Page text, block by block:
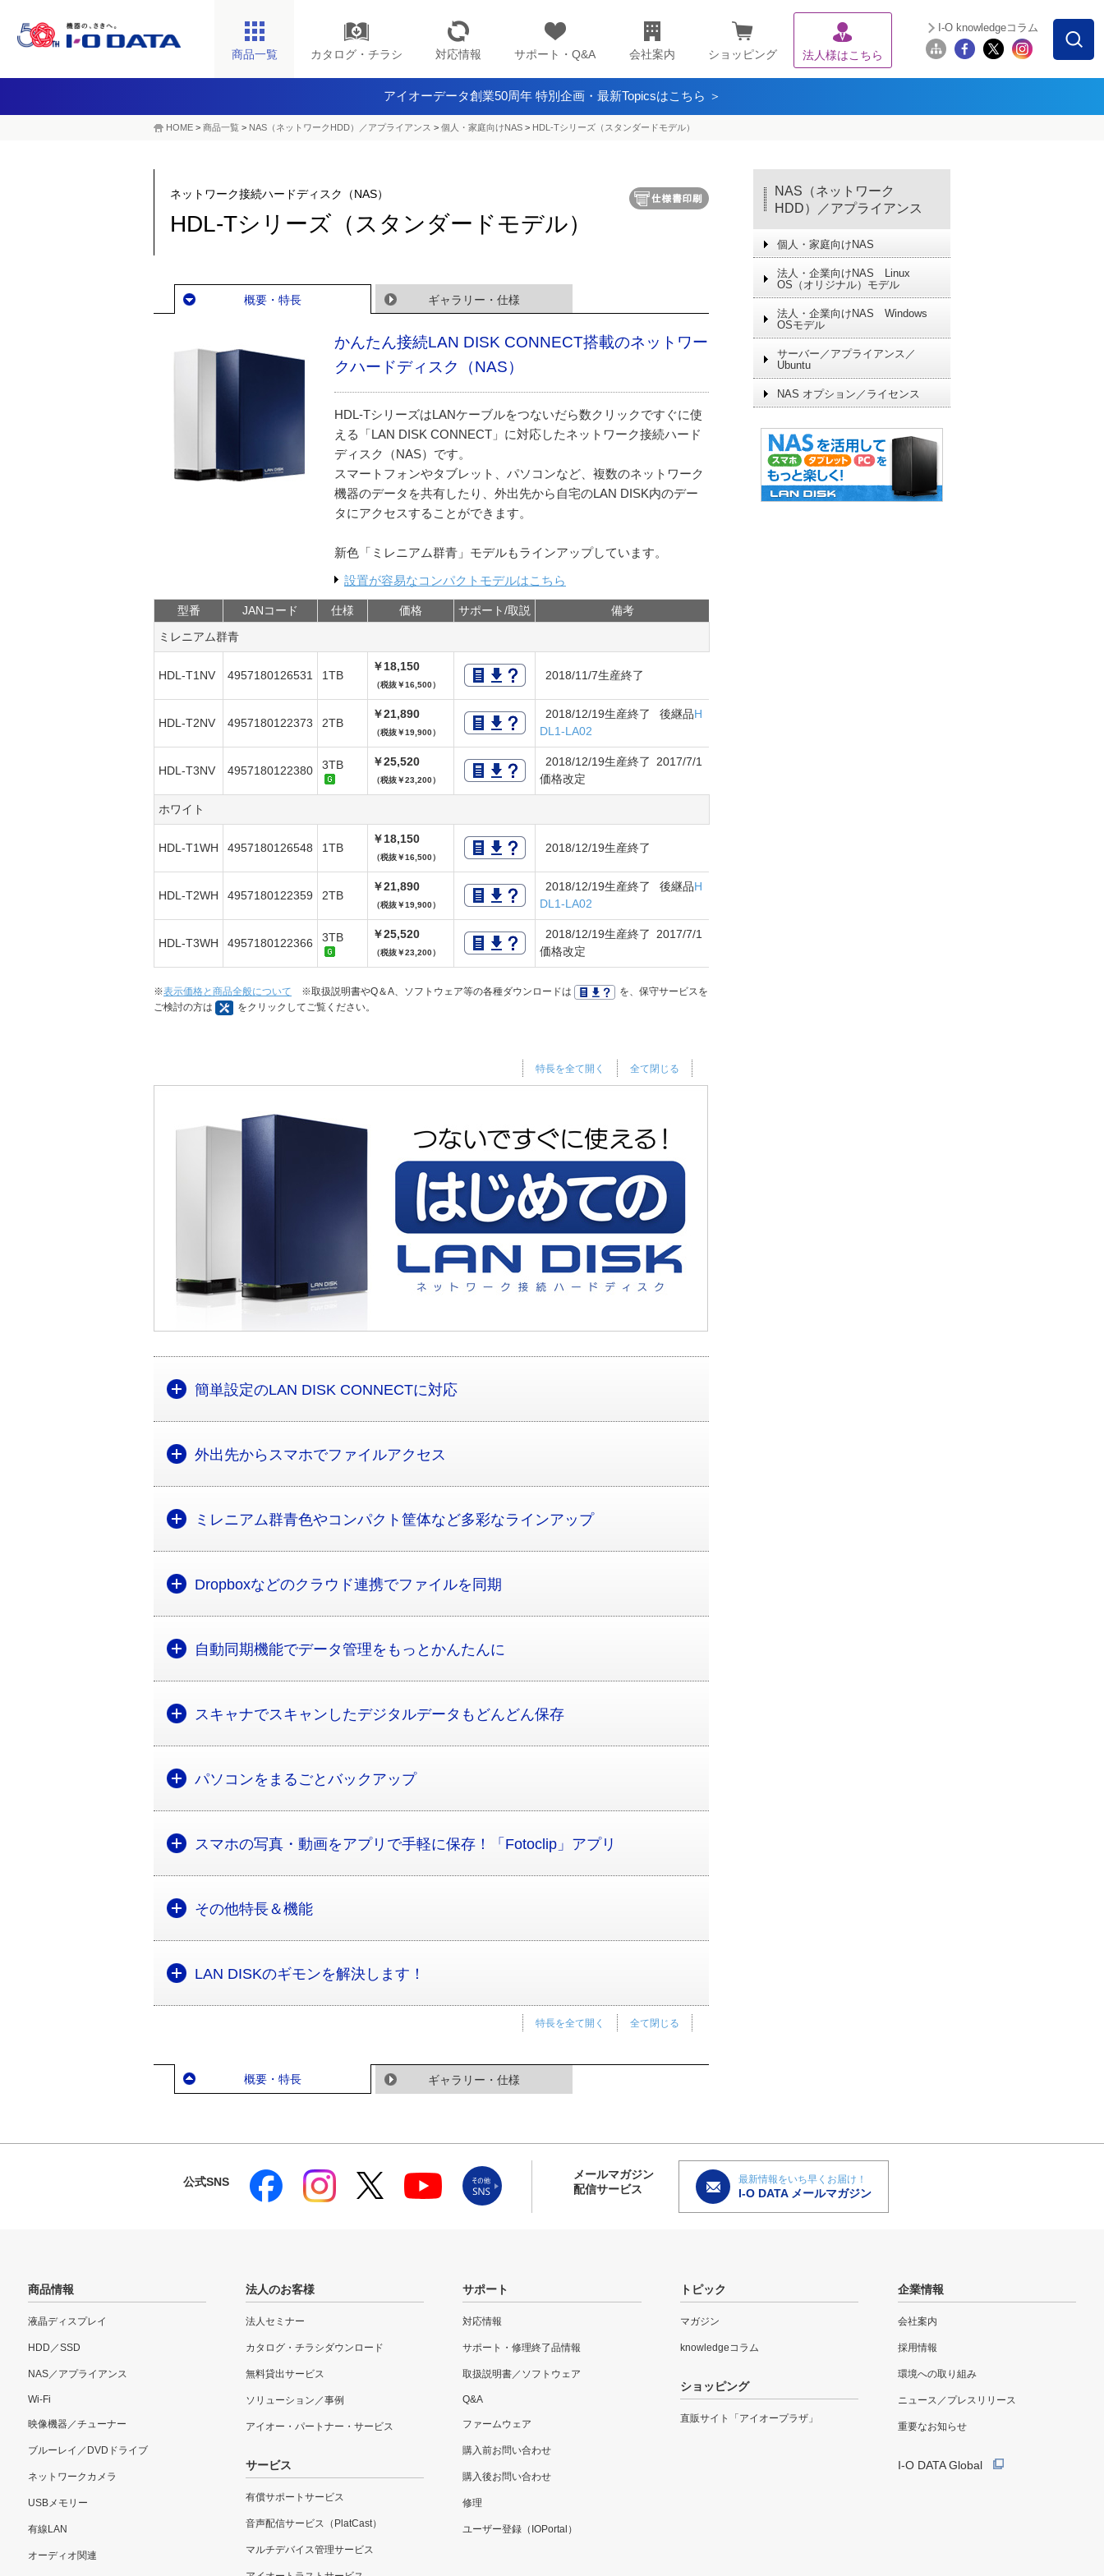
商品一覧 カタログ・チラシ 対応情報 サポート・Q&A 会社案内 ショッピング 法人様はこちら
I-O knowledgeコラム
アイオーデータ創業50周年 特別企画・最新Topicsはこちら ＞
HOME > 商品一覧 > NAS（ネットワークHDD）／アプライアンス​ > 個人・家庭向けNAS > HDL-Tシリーズ（スタンダードモデル）
ネットワーク接続ハードディスク（NAS）
HDL-Tシリーズ（スタンダードモデル）
概要・特長 ギャラリー・仕様
かんたん接続LAN DISK CONNECT搭載のネットワー
クハードディスク（NAS）
HDL-TシリーズはLANケーブルをつないだら数クリックですぐに使
える「LAN DISK CONNECT」に対応したネットワーク接続ハード
ディスク（NAS）です。
スマートフォンやタブレット、パソコンなど、複数のネットワーク
機器のデータを共有したり、外出先から自宅のLAN DISK内のデー
タにアクセスすることができます。
新色「ミレニアム群青」モデルもラインアップしています。
設置が容易なコンパクトモデルはこちら
型番 JANコード 仕様 価格 サポート/取説
備考
ミレニアム群青
HDL-T1NV 4957180126531 1TB
￥18,150
（税抜￥16,500）
2018/11/7生産終了
HDL-T2NV 4957180122373 2TB
￥21,890
（税抜￥19,900）
2018/12/19生産終了 後継品H
DL1-LA02
HDL-T3NV 4957180122380 3TB ￥25,520
（税抜￥23,200）
2018/12/19生産終了 2017/7/1
価格改定
ホワイト
HDL-T1WH 4957180126548 1TB
￥18,150
（税抜￥16,500）
2018/12/19生産終了
HDL-T2WH 4957180122359 2TB
￥21,890
（税抜￥19,900）
2018/12/19生産終了 後継品H
DL1-LA02
HDL-T3WH 4957180122366 3TB ￥25,520
（税抜￥23,200）
2018/12/19生産終了 2017/7/1
価格改定
※表示価格と商品全般について ※取扱説明書やQ＆A、ソフトウェア等の各種ダウンロードは
を、保守サービスを
ご検討の方は
をクリックしてご覧ください。
全て閉じる
特長を全て開く
簡単設定のLAN DISK CONNECTに対応
外出先からスマホでファイルアクセス
ミレニアム群青色やコンパクト筐体など多彩なラインアップ
Dropboxなどのクラウド連携でファイルを同期
自動同期機能でデータ管理をもっとかんたんに
スキャナでスキャンしたデジタルデータもどんどん保存
パソコンをまるごとバックアップ
スマホの写真・動画をアプリで手軽に保存！「Fotoclip」アプリ
その他特長＆機能
LAN DISKのギモンを解決します！
全て閉じる
特長を全て開く
概要・特長 ギャラリー・仕様
NAS（ネットワーク
HDD）／アプライアンス
個人・家庭向けNAS
法人・企業向けNAS Linux
OS（オリジナル）モデル
法人・企業向けNAS Windows
OSモデル
サーバー／アプライアンス／
Ubuntu
NAS オプション／ライセンス
公式SNS
メールマガジン
配信サービス
最新情報をいち早くお届け！
I-O DATA メールマガジン
商品情報
液晶ディスプレイ
HDD／SSD
NAS／アプライアンス
Wi-Fi
映像機器／チューナー
ブルーレイ／DVDドライブ
ネットワークカメラ
USBメモリー
有線LAN
オーディオ関連
法人のお客様
法人セミナー
カタログ・チラシダウンロード
無料貸出サービス
ソリューション／事例
アイオー・パートナー・サービス
サービス
有償サポートサービス
音声配信サービス（PlatCast）
マルチデバイス管理サービス
サポート
対応情報
サポート・修理終了品情報
取扱説明書／ソフトウェア
Q&A
ファームウェア
購入前お問い合わせ
購入後お問い合わせ
修理
ユーザー登録（IOPortal）
トピック
マガジン
knowledgeコラム
ショッピング
直販サイト「アイオープラザ」
企業情報
会社案内
採用情報
環境への取り組み
ニュース／プレスリリース
重要なお知らせ
I-O DATA Global